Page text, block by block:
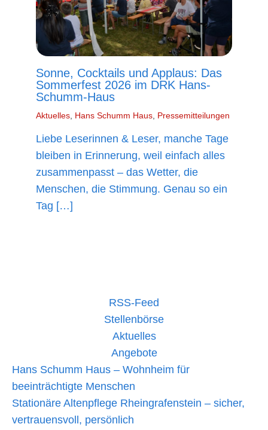
Sonne, Cocktails und Applaus: Das
Sommerfest 2026 im DRK Hans-
Schumm-Haus
Aktuelles, Hans Schumm Haus, Pressemitteilungen
Liebe Leserinnen & Leser, manche Tage
bleiben in Erinnerung, weil einfach alles
zusammenpasst – das Wetter, die
Menschen, die Stimmung. Genau so ein
Tag […]
RSS-Feed
Stellenbörse
Aktuelles
Angebote
Hans Schumm Haus – Wohnheim für
beeinträchtigte Menschen
Stationäre Altenpflege Rheingrafenstein – sicher,
vertrauensvoll, persönlich